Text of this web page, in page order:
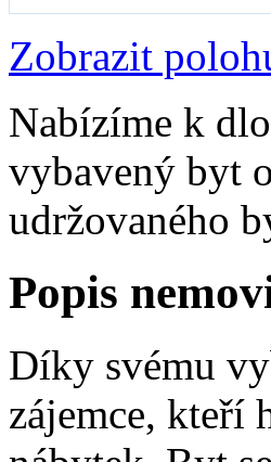
Zobrazit
Nabízíme k
vybavený byt
udržovaného
Popis
Díky svému
zájemce, kteří